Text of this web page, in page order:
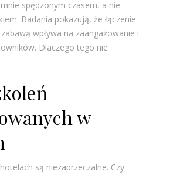
spędzonym czasem, a nie
Badania pokazują, że łączenie
wpływa na zaangażowanie i
Dlaczego tego nie
w
są niezaprzeczalne. Czy